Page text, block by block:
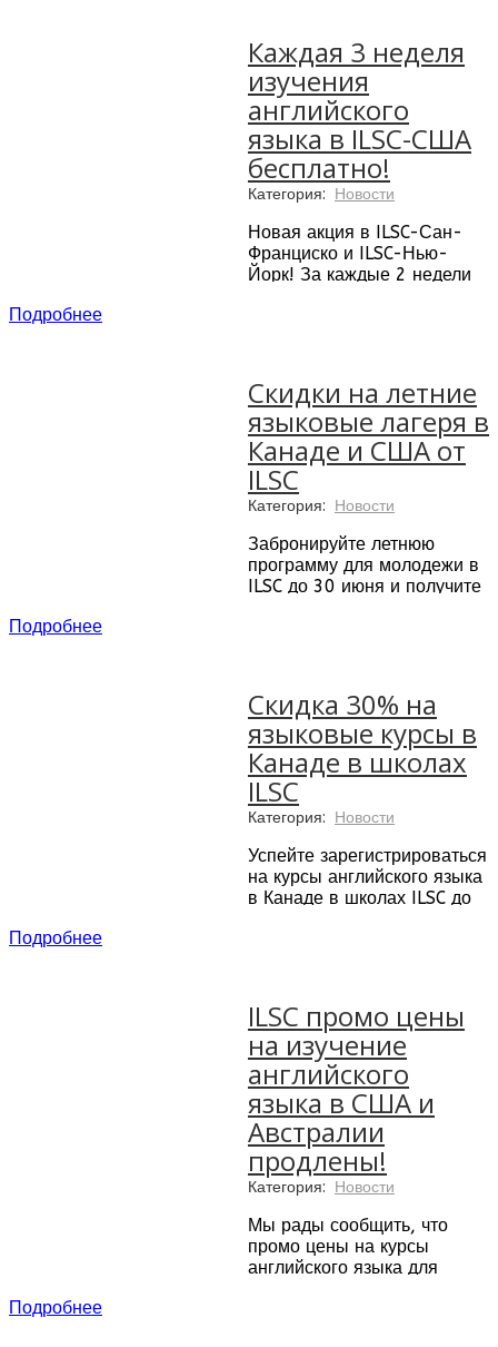
Для регистраций до 31 января 2018 года, дата
начала 2018 года. Возраст – 16 лет (мы также
предлагаем летние и зимние языковые лагеря
Каждая 3 неделя
изучения
английского
языка в ILSC-США
бесплатно!
Категория: Новости
Новая акция в ILSC-Сан-
Франциско и ILSC-Нью-
Йорк! За каждые 2 недели
2016 года с датой начала
до 31 марта 2017 года.
Подробнее
Скидки на летние
языковые лагеря в
Канаде и США от
ILSC
Категория: Новости
Забронируйте летнюю
программу для молодежи в
ILSC до 30 июня и получите
10-17 лет, который
проходит на базе языковой
школы ILSC в Ванкувере,
Торонто, Монреале и Сан-
Франциско, а также на базе
Университета Британской
Канада).
Для тех, кому не нужно
обучение и экскурсии либо
только обучение.
Подробнее
Скидка 30% на
языковые курсы в
Канаде в школах
ILSC
Категория: Новости
Успейте зарегистрироваться
на курсы английского языка
в Канаде в школах ILSC до
будет как в 2015 так и в
2016 году.
Стоимость недели
английского языка в
Канаде с учетом скидки от
120USD
Подробнее
ILSC промо цены
на изучение
английского
языка в США и
Австралии
продлены!
Категория: Новости
Мы рады сообщить, что
промо цены на курсы
английского языка для
Подробнее